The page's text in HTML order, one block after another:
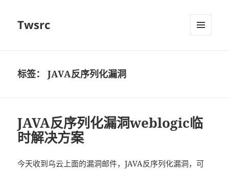
Twsrc
标签：JAVA反序列化漏洞
JAVA反序列化漏洞weblogic临
时解决方案
今天收到乌云上面的漏洞邮件，JAVA反序列化漏洞，可